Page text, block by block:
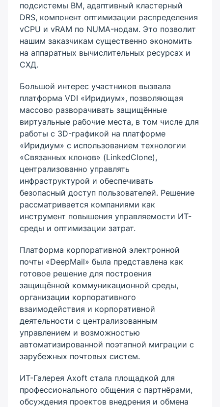
подсистемы ВМ, адаптивный кластерный
DRS, компонент оптимизации распределения
vCPU и vRAM по NUMA-нодам. Это позволит
нашим заказчикам существенно экономить
на аппаратных вычислительных ресурсах и
СХД.
Большой интерес участников вызвала
платформа VDI «Иридиум», позволяющая
массово разворачивать защищённые
виртуальные рабочие места, в том числе для
работы с 3D-графикой на платформе
«Иридиум» с использованием технологии
«Связанных клонов» (LinkedClone),
централизованно управлять
инфраструктурой и обеспечивать
безопасный доступ пользователей. Решение
рассматривается компаниями как
инструмент повышения управляемости ИТ-
среды и оптимизации затрат.
Платформа корпоративной электронной
почты «DeepMail» была представлена как
готовое решение для построения
защищённой коммуникационной среды,
организации корпоративного
взаимодействия и корпоративной
деятельности с централизованным
управлением и возможностью
автоматизированной поэтапной миграции с
зарубежных почтовых систем.
ИТ-Галерея Axoft стала площадкой для
профессионального общения с партнёрами,
обсуждения проектов внедрения и обмена